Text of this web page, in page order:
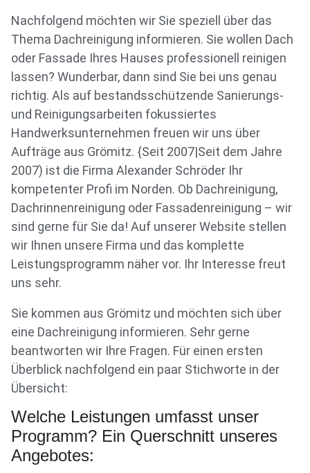
Nachfolgend möchten wir Sie speziell über das
Thema Dachreinigung informieren. Sie wollen Dach
oder Fassade Ihres Hauses professionell reinigen
lassen? Wunderbar, dann sind Sie bei uns genau
richtig. Als auf bestandsschützende Sanierungs-
und Reinigungsarbeiten fokussiertes
Handwerksunternehmen freuen wir uns über
Aufträge aus Grömitz. {Seit 2007|Seit dem Jahre
2007) ist die Firma Alexander Schröder Ihr
kompetenter Profi im Norden. Ob Dachreinigung,
Dachrinnenreinigung oder Fassadenreinigung – wir
sind gerne für Sie da! Auf unserer Website stellen
wir Ihnen unsere Firma und das komplette
Leistungsprogramm näher vor. Ihr Interesse freut
uns sehr.
Sie kommen aus Grömitz und möchten sich über
eine Dachreinigung informieren. Sehr gerne
beantworten wir Ihre Fragen. Für einen ersten
Überblick nachfolgend ein paar Stichworte in der
Übersicht:
Welche Leistungen umfasst unser
Programm? Ein Querschnitt unseres
Angebotes: